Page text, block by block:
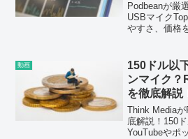
Podbeanが厳
USBマイク
やすさ、価格
本を見つけよ
で、ポッドキ
動画
150ドル以
ンマイク？
を徹底解説
Think Media
底解説！150
YouTubeやポ